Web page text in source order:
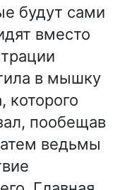
будут сами
вместо
в мышку
которого
пообещав
ведьмы